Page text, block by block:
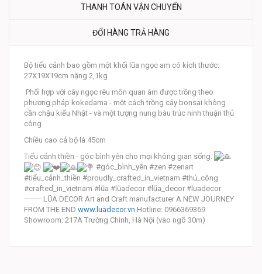
THANH TOÁN VẬN CHUYỂN
ĐỔI HÀNG TRẢ HÀNG
Bộ tiểu cảnh bao gồm một khối lũa ngọc am có kích thước:
27X19X19cm nặng 2,1kg
Phối hợp với cây ngọc rêu môn quan âm được trồng theo
phương pháp kokedama - một cách trồng cây bonsai không
cần chậu kiểu Nhật - và một tượng nung bàu trúc ninh thuận thủ
công
Chiều cao cả bộ là 45cm
Tiểu cảnh thiền - góc bình yên cho mọi không gian sống.
#góc_bình_yên #zen #zenart
#tiểu_cảnh_thiền #proudly_crafted_in_vietnam #thủ_công
#crafted_in_vietnam #lũa #lũadecor #lũa_decor #luadecor
——— LŨA DECOR Art and Craft manufacturer A NEW JOURNEY
FROM THE END www.luadecor.vn Hotline: 0966369369
Showroom: 217A Trường Chinh, Hà Nội (vào ngõ 30m)